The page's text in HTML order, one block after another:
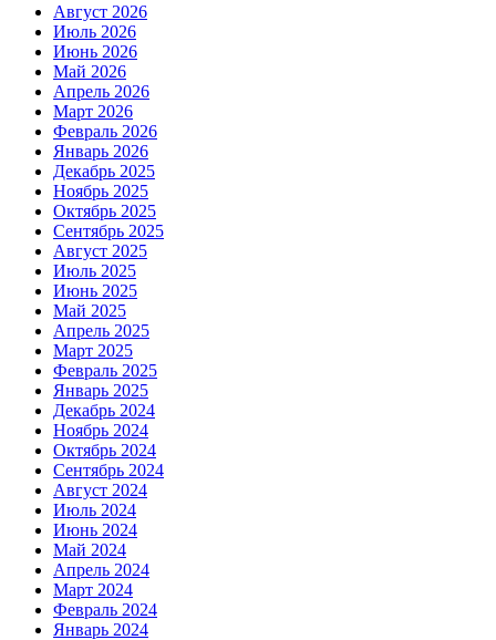
Август 2026
Июль 2026
Июнь 2026
Май 2026
Апрель 2026
Март 2026
Февраль 2026
Январь 2026
Декабрь 2025
Ноябрь 2025
Октябрь 2025
Сентябрь 2025
Август 2025
Июль 2025
Июнь 2025
Май 2025
Апрель 2025
Март 2025
Февраль 2025
Январь 2025
Декабрь 2024
Ноябрь 2024
Октябрь 2024
Сентябрь 2024
Август 2024
Июль 2024
Июнь 2024
Май 2024
Апрель 2024
Март 2024
Февраль 2024
Январь 2024